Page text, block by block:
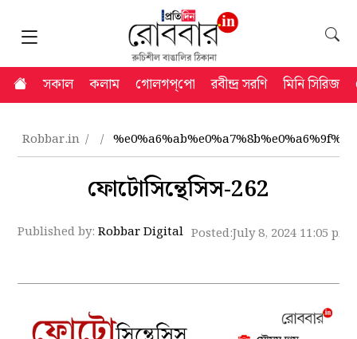
সকাল কলাম গোলগপ্‌পো রবীন্দ্র সরণি মিনি সিরিজ
Robbar.in
ফোটোসিন্থেসিস-262
Published by:Robbar Digital Posted:July 8, 2024 11:05 pm